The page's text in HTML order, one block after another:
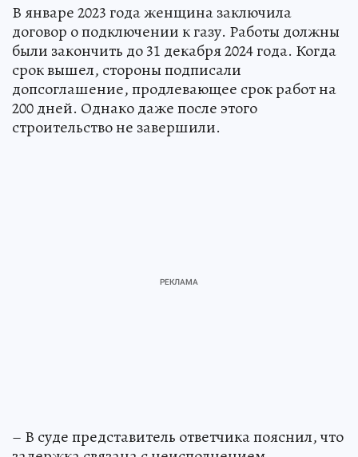
В январе 2023 года женщина заключила
договор о подключении к газу. Работы должны
были закончить до 31 декабря 2024 года. Когда
срок вышел, стороны подписали
допсоглашение, продлевающее срок работ на
200 дней. Однако даже после этого
строительство не завершили.
– В суде представитель ответчика пояснил, что